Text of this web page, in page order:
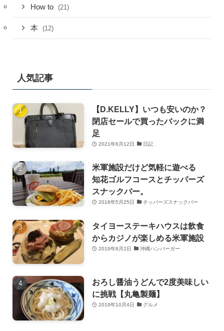
How to (21)
本 (12)
人気記事
【D.KELLY】いつも安いのか？
閉店セールで買ったバックに満
足
2021年6月12日 日記
米軍施設だけど気軽に遊べる
知花ゴルフコースとチッパーズ
スナックバー。
2018年5月25日 チッパーズスナックバー
タイヨーステーキハウスは飲食
からカジノが楽しめる米軍施設
2019年8月2日 沖縄ハンバーガー
おろし醤油うどんで2度美味しい
に挑戦【丸亀製麺】
2019年10月4日 グルメ